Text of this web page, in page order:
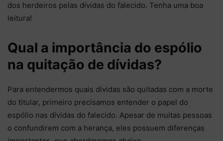
dos herdeiros pelas dívidas do falecido. Tenha uma boa
leitura!
Qual a importância do espólio
na quitação de dívidas?
Para entendermos quais dívidas são quitadas com a morte
do titular, primeiro precisamos entender o papel do
espólio nas dívidas do falecido. Apesar de muitas pessoas
o confundirem com a herança, eles possuem diferenças